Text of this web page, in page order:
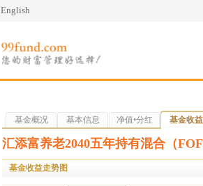
English
基金概况 基本信息 净值•分红 基金收益
汇添富养老2040五年持有混合（
基金收益走势图